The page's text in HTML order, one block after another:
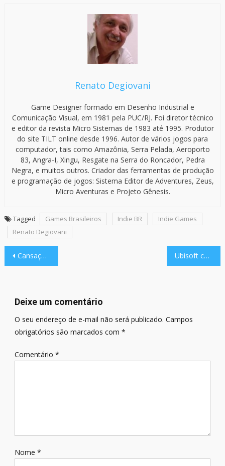
Renato Degiovani
Game Designer formado em Desenho Industrial e
Comunicação Visual, em 1981 pela PUC/RJ. Foi diretor técnico
e editor da revista Micro Sistemas de 1983 até 1995. Produtor
do site TILT online desde 1996. Autor de vários jogos para
computador, tais como Amazônia, Serra Pelada, Aeroporto
83, Angra-I, Xingu, Resgate na Serra do Roncador, Pedra
Negra, e muitos outros. Criador das ferramentas de produção
e programação de jogos: Sistema Editor de Adventures, Zeus,
Micro Aventuras e Projeto Gênesis.
Tagged Games Brasileiros Indie BR
Indie Games
Renato Degiovani
Navegação
Post
Cansaço por compaixão: a dor que surge a partir da dor Ubisoft cancela remake de Prince of Persia e anuncia reestruturação
Deixe um comentário
O seu endereço de e-mail não será publicado. Campos
obrigatórios são marcados com *
Comentário *
Nome *